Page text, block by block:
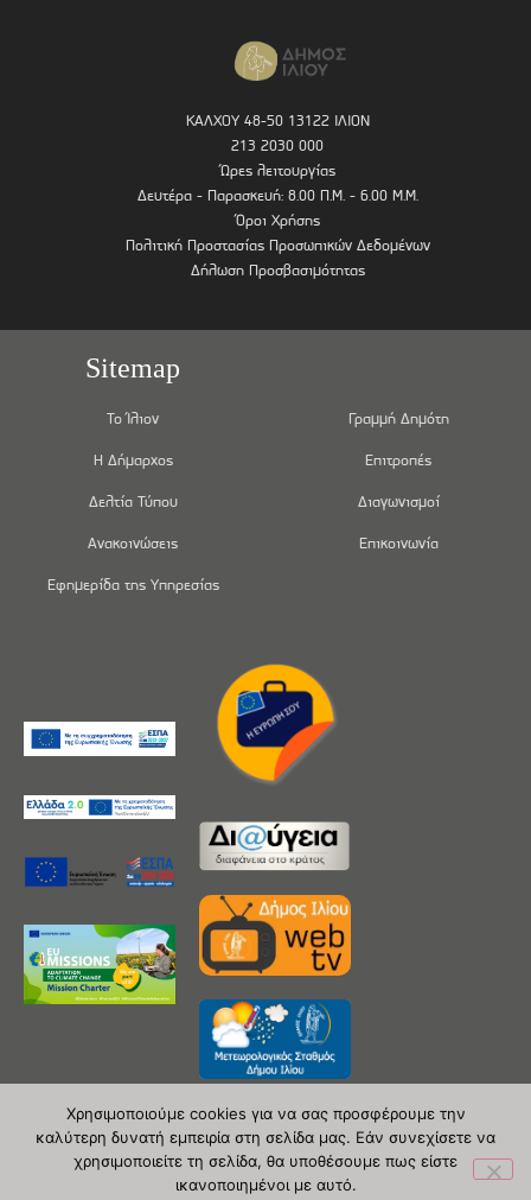
ΚΑΛΧΟΥ 48-50 13122 ΙΛΙΟΝ
213 2030 000
Ώρες λειτουργίας
Δευτέρα - Παρασκευή: 8.00 Π.Μ. - 6.00 Μ.Μ.
Όροι Χρήσης
Πολιτική Προστασίας Προσωπικών Δεδομένων
Δήλωση Προσβασιμότητας
Sitemap
Το Ίλιον
Η Δήμαρχος
Δελτία Τύπου
Ανακοινώσεις
Εφημερίδα της Υπηρεσίας
Γραμμή Δημότη
Επιτροπές
Διαγωνισμοί
Επικοινωνία
Copyright 2020 © Δήμος Ιλίου
Χρησιμοποιούμε cookies για να σας προσφέρουμε την
καλύτερη δυνατή εμπειρία στη σελίδα μας. Εάν συνεχίσετε να
χρησιμοποιείτε τη σελίδα, θα υποθέσουμε πως είστε
ικανοποιημένοι με αυτό.